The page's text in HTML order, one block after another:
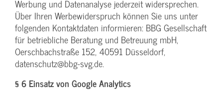
Werbung und Datenanalyse jederzeit widersprechen.
Über Ihren Werbewiderspruch können Sie uns unter
folgenden Kontaktdaten informieren: BBG Gesellschaft
für betriebliche Beratung und Betreuung mbH,
Oerschbachstraße 152, 40591 Düsseldorf,
datenschutz@bbg-svg.de.
§ 6 Einsatz von Google Analytics